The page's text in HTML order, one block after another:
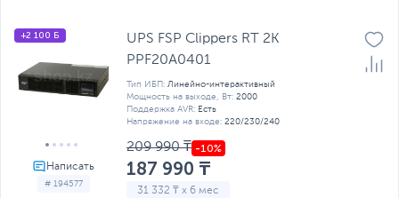
# 194577
+2 100 Б
UPS FSP Clippers RT 2K
PPF20A0401
Тип ИБП: Линейно-интерактивный
Мощность на выходе, Вт: 2000
Поддержка AVR: Есть
Напряжение на входе: 220/230/240
209 990 ₸
187 990 ₸
31 332 ₸ x 6 мес